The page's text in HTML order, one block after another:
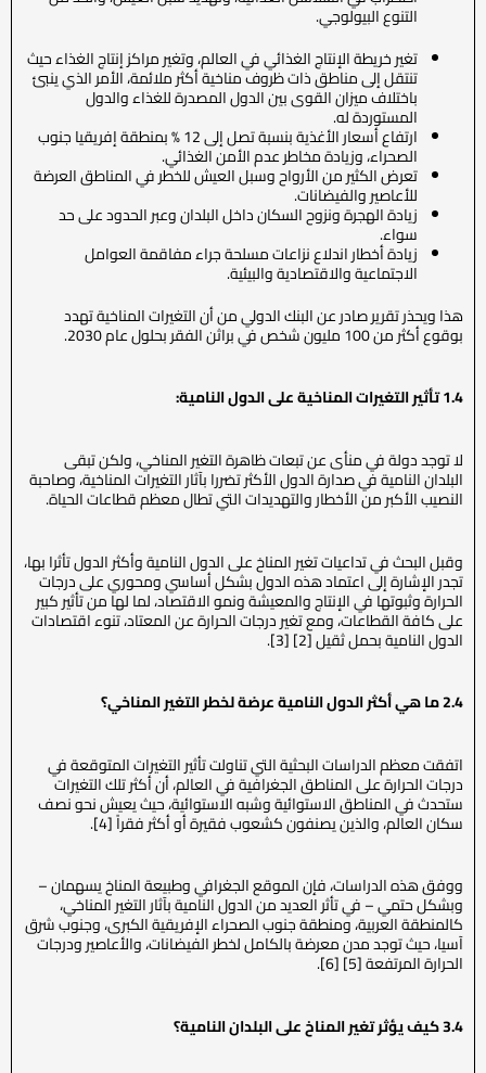
التنوع البيولوجي.
تغير خريطة الإنتاج الغذائي في العالم، وتغير مراكز إنتاج الغذاء حيث
تنتقل إلى مناطق ذات ظروف مناخية أكثر ملائمة، الأمر الذي ينبئ
باختلاف ميزان القوى بين الدول المصدرة للغذاء والدول
المستوردة له.
ارتفاع أسعار الأغذية بنسبة تصل إلى 12 % بمنطقة إفريقيا جنوب
الصحراء، وزيادة مخاطر عدم الأمن الغذائي.
تعرض الكثير من الأرواح وسبل العيش للخطر في المناطق العرضة
للأعاصير والفيضانات.
زيادة الهجرة ونزوح السكان داخل البلدان وعبر الحدود على حد
سواء.
زيادة أخطار اندلاع نزاعات مسلحة جراء مفاقمة العوامل
الاجتماعية والاقتصادية والبيئية.
هذا ويحذر تقرير صادر عن البنك الدولي من أن التغيرات المناخية تهدد
بوقوع أكثر من 100 مليون شخص في براثن الفقر بحلول عام 2030.
1.4 تأثير التغيرات المناخية على الدول النامية:
لا توجد دولة في منأى عن تبعات ظاهرة التغير المناخي، ولكن تبقى
البلدان النامية في صدارة الدول الأكثر تضررا بآثار التغيرات المناخية، وصاحبة
النصيب الأكبر من الأخطار والتهديدات التي تطال معظم قطاعات الحياة.
وقبل البحث في تداعيات تغير المناخ على الدول النامية وأكثر الدول تأثرا بها،
تجدر الإشارة إلى اعتماد هذه الدول بشكل أساسي ومحوري على درجات
الحرارة وثبوتها في الإنتاج والمعيشة ونمو الاقتصاد، لما لها من تأثير كبير
على كافة القطاعات، ومع تغير درجات الحرارة عن المعتاد، تنوء اقتصادات
الدول النامية بحمل ثقيل [2] [3].
2.4 ما هي أكثر الدول النامية عرضة لخطر التغير المناخي؟
اتفقت معظم الدراسات البحثية التي تناولت تأثير التغيرات المتوقعة في
درجات الحرارة على المناطق الجغرافية في العالم، أن أكثر تلك التغيرات
ستحدث في المناطق الاستوائية وشبه الاستوائية، حيث يعيش نحو نصف
سكان العالم، والذين يصنفون كشعوب فقيرة أو أكثر فقراً [4].
ووفق هذه الدراسات، فإن الموقع الجغرافي وطبيعة المناخ يسهمان –
وبشكل حتمي – في تأثر العديد من الدول النامية بآثار التغير المناخي،
كالمنطقة العربية، ومنطقة جنوب الصحراء الإفريقية الكبرى، وجنوب شرق
آسيا، حيث توجد مدن معرضة بالكامل لخطر الفيضانات، والأعاصير ودرجات
الحرارة المرتفعة [5] [6].
3.4 كيف يؤثر تغير المناخ على البلدان النامية؟